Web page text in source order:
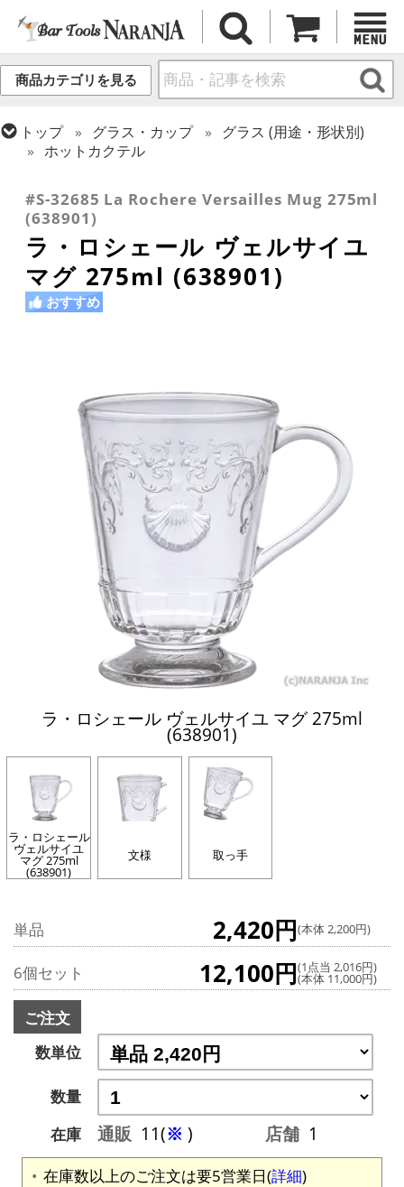
商品カテゴリを見る
トップ グラス・カップ
グラス (用途・形状別)
ホットカクテル
ラ・ロシェール
#S-32685 La Rochere Versailles Mug 275ml
(638901)
ラ・ロシェール ヴェルサイユ
マグ 275ml (638901)
おすすめ
ラ・ロシェール ヴェルサイユ マグ 275ml
(638901)
ラ・ロシェール
ヴェルサイユ
マグ 275ml
(638901)
文様 取っ手
単品 2,420円(本体 2,200円)
6個セット 12,100円(1点当 2,016円)
(本体 11,000円)
ご注文
数単位
数量
在庫
通販 11(※ ) 店舗 1
在庫数以上のご注文は要5営業日(詳細)